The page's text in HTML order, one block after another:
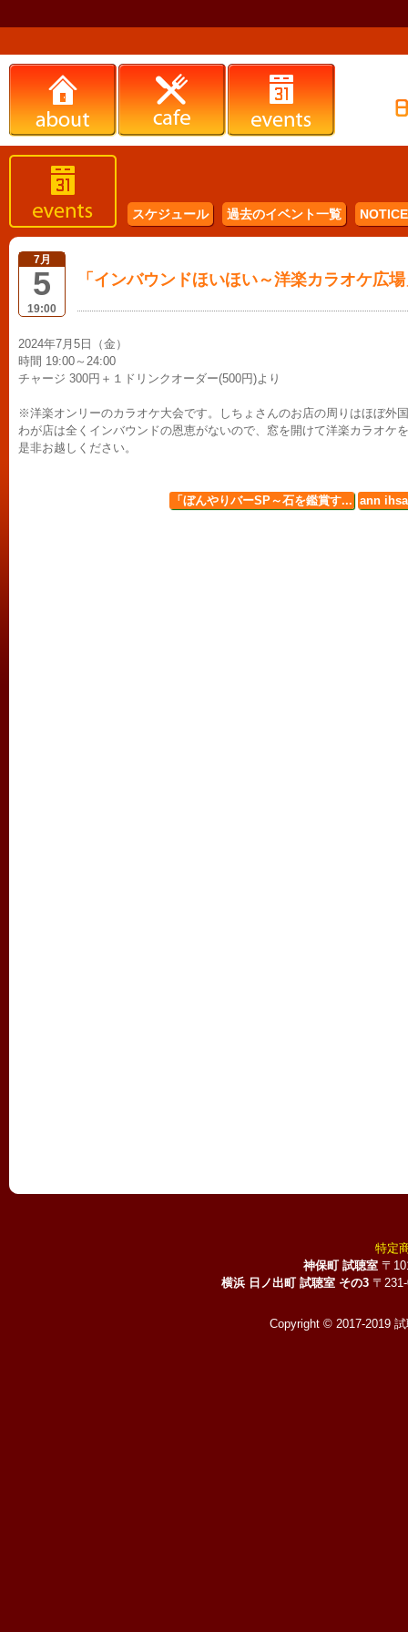
スケジュール 過去のイベント一覧
7月
5
19:00
「インバウンドほいほい～洋楽カラオケ広
2024年7月5日（金）
時間 19:00～24:00
チャージ 300円＋１ドリンクオーダー(500円)より
※洋楽オンリーのカラオケ大会です。しちょさんのお店の周りはほぼ外
わが店は全くインバウンドの恩恵がないので、窓を開けて洋楽カラオケ
是非お越しください。
「ぼんやりバーSP～石を鑑賞す... ann
特定
神保町 試聴室 〒
横浜 日ノ出町 試聴室 その3 〒
Copyright © 2017-2019